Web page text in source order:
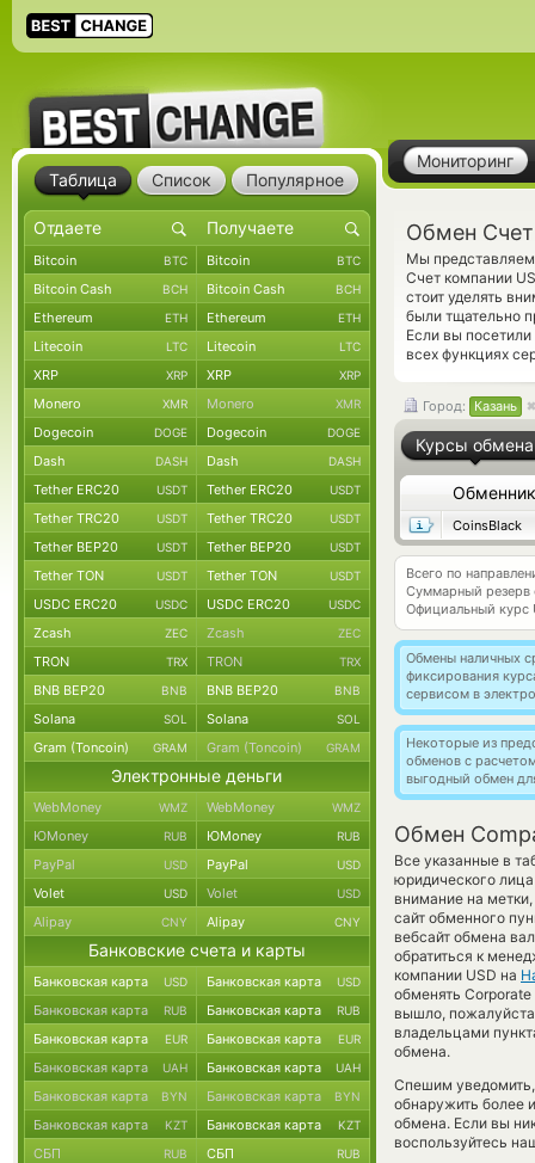
Мониторинг
Обмен Счет
Мы представляем
Счет компании
стоит уделять
были тщательно
Если вы
всех функциях
Город: Казань
Курсы обмена
Обменник
CoinsBlack
Всего по
Суммарный резерв
Официальный курс
Обмены наличных
фиксирования
сервисом в
Некоторые из
обменов с
выгодный обмен
Обмен
Все указанные в
юридического
внимание на
сайт обменного
вебсайт обмена
обратиться к
компании USD на
обменять
вышло,
владельцами
обмена.
Спешим
обнаружить более
обмена. Если вы
воспользуйтесь
Таблица Список Популярное
Bitcoin BTC Bitcoin BTC
Bitcoin Cash BCH Bitcoin Cash BCH
Ethereum ETH Ethereum ETH
Litecoin LTC Litecoin LTC
XRP XRP XRP XRP
Monero XMR Monero XMR
Dogecoin DOGE Dogecoin DOGE
Dash DASH Dash DASH
Tether ERC20 USDT Tether ERC20 USDT
Tether TRC20 USDT Tether TRC20 USDT
Tether BEP20 USDT Tether BEP20 USDT
Tether TON USDT Tether TON USDT
USDC ERC20 USDC USDC ERC20 USDC
Zcash ZEC Zcash ZEC
TRON TRX TRON TRX
BNB BEP20 BNB BNB BEP20 BNB
Solana SOL Solana SOL
Gram (Toncoin) GRAM Gram (Toncoin) GRAM
Электронные деньги
WebMoney WMZ WebMoney WMZ
ЮMoney RUB ЮMoney RUB
PayPal USD PayPal USD
Volet USD Volet USD
Alipay CNY Alipay CNY
Банковские счета и карты
Банковская карта USD Банковская карта USD
Банковская карта RUB Банковская карта RUB
Банковская карта EUR Банковская карта EUR
Банковская карта UAH Банковская карта UAH
Банковская карта BYN Банковская карта BYN
Банковская карта KZT Банковская карта KZT
СБП RUB СБП RUB